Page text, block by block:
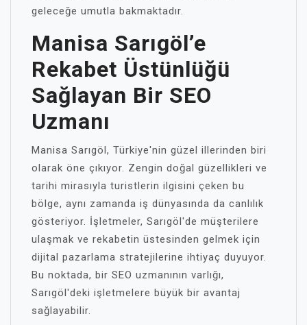
geleceğe umutla bakmaktadır.
Manisa Sarıgöl’e
Rekabet Üstünlüğü
Sağlayan Bir SEO
Uzmanı
Manisa Sarıgöl, Türkiye'nin güzel illerinden biri
olarak öne çıkıyor. Zengin doğal güzellikleri ve
tarihi mirasıyla turistlerin ilgisini çeken bu
bölge, aynı zamanda iş dünyasında da canlılık
gösteriyor. İşletmeler, Sarıgöl'de müşterilere
ulaşmak ve rekabetin üstesinden gelmek için
dijital pazarlama stratejilerine ihtiyaç duyuyor.
Bu noktada, bir SEO uzmanının varlığı,
Sarıgöl'deki işletmelere büyük bir avantaj
sağlayabilir.